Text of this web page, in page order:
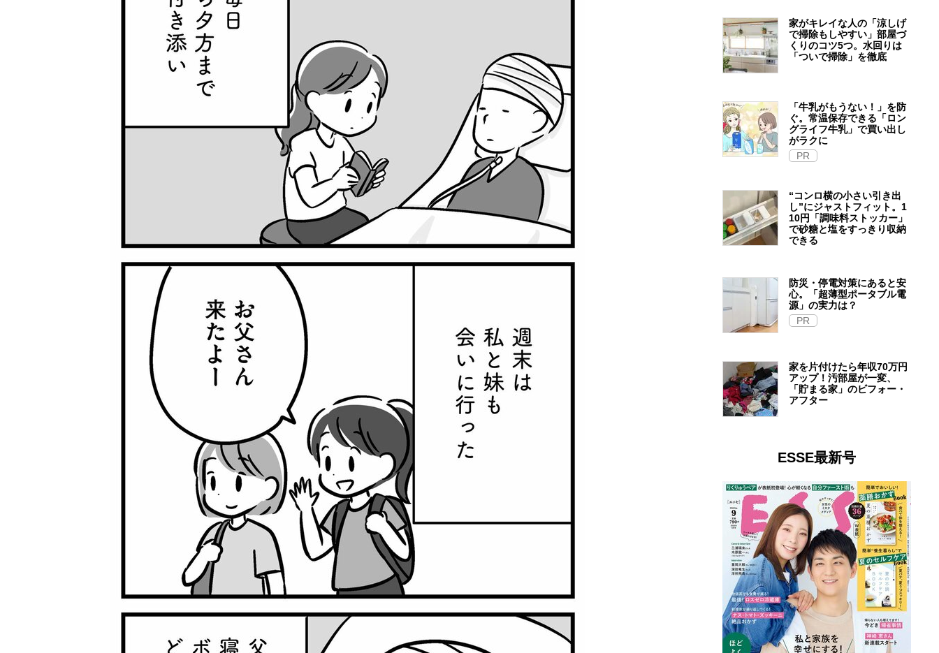
家がキレイな人の「涼しげ
で掃除もしやすい」部屋づ
くりのコツ5つ。水回りは
「ついで掃除」を徹底
「牛乳がもうない！」を防
ぐ。常温保存できる「ロン
グライフ牛乳」で買い出し
がラクに
PR
“コンロ横の小さい引き出
し”にジャストフィット。1
10円「調味料ストッカー」
で砂糖と塩をすっきり収納
できる
防災・停電対策にあると安
心。「超薄型ポータブル電
源」の実力は？​
PR
家を片付けたら年収70万円
アップ！汚部屋が一変、
「貯まる家」のビフォー・
アフター
ESSE最新号